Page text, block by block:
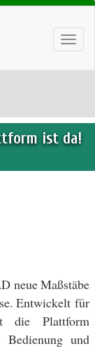
ist da!
neue Maßstäbe
Entwickelt für
die Plattform
und